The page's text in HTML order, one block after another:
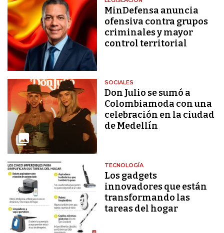
MinDefensa anuncia
ofensiva contra grupos
criminales y mayor
control territorial
SOCIALES
Don Julio se sumó a
Colombiamoda con una
celebración en la ciudad
de Medellín
TECNOLOGÍA
Los gadgets
innovadores que están
transformando las
tareas del hogar